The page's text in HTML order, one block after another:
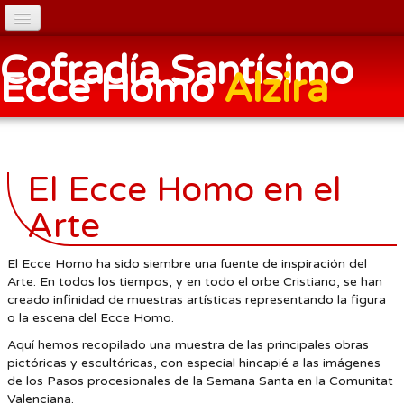
Significado de Ecce Homo
Historia
Clavarios y Doseles
Junta Directiva
Oraciones
Fotos
Ecce Homo en el arte ▼
Cofradía Santísimo
Ecce HomoAlzira
El Ecce Homo en el
Arte
El Ecce Homo ha sido siembre una fuente de inspiración del
Arte. En todos los tiempos, y en todo el orbe Cristiano, se han
creado infinidad de muestras artísticas representando la figura
o la escena del Ecce Homo.
Aquí hemos recopilado una muestra de las principales obras
pictóricas y escultóricas, con especial hincapié a las imágenes
de los Pasos procesionales de la Semana Santa en la Comunitat
Valenciana.